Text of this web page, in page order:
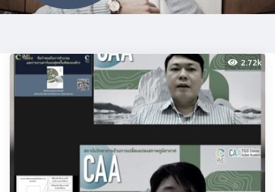
Zoom เมื่อวันที่ 31
2.72k